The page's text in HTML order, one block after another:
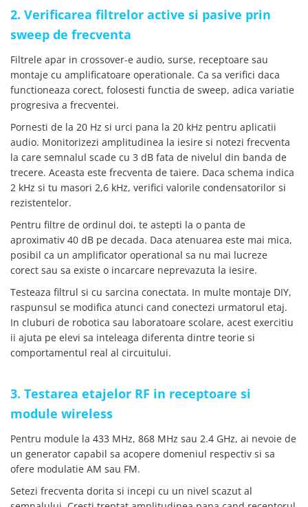
Acumulatori si Baterii
Acumulatori
Baterii
Distributie Comutatie si Protectie
Contoare si Relee Electrice
Sigurante Fuzibile
Sigurante Diferentiale RCBO
Protectii diferentiale RCCB
Dispozitive AFDD detectare defect
arc electric
Descarcatoare de Supratensiune
Contactoare
Blocuri de Distributie
Tablouri Electrice
Accesorii Tablouri Electrice
Stabilizatoare de Tensiune
Convertoare de Tensiune
Banda Izolatoare
Smart Home
Intrerupatoare Smart
Prize Inteligente
Module Smart Home
Camere Supraveghere
Iluminat
2. Verificarea filtrelor active si pasive prin
sweep de frecventa
Filtrele apar in crossover-e audio, surse, receptoare sau
montaje cu amplificatoare operationale. Ca sa verifici daca
functioneaza corect, folosesti functia de sweep, adica variatie
progresiva a frecventei.
Pornesti de la 20 Hz si urci pana la 20 kHz pentru aplicatii
audio. Monitorizezi amplitudinea la iesire si notezi frecventa
la care semnalul scade cu 3 dB fata de nivelul din banda de
trecere. Aceasta este frecventa de taiere. Daca schema indica
2 kHz si tu masori 2,6 kHz, verifici valorile condensatorilor si
rezistentelor.
Pentru filtre de ordinul doi, te astepti la o panta de
aproximativ 40 dB pe decada. Daca atenuarea este mai mica,
posibil ca un amplificator operational sa nu mai lucreze
corect sau sa existe o incarcare neprevazuta la iesire.
Testeaza filtrul si cu sarcina conectata. In multe montaje DIY,
raspunsul se modifica atunci cand conectezi urmatorul etaj.
In cluburi de robotica sau laboratoare scolare, acest exercitiu
ii ajuta pe elevi sa inteleaga diferenta dintre teorie si
comportamentul real al circuitului.
3. Testarea etajelor RF in receptoare si
module wireless
Pentru module la 433 MHz, 868 MHz sau 2.4 GHz, ai nevoie de
un generator capabil sa acopere domeniul respectiv si sa
ofere modulatie AM sau FM.
Setezi frecventa dorita si incepi cu un nivel scazut al